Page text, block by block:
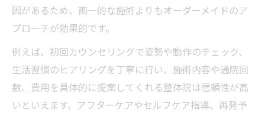
因があるため、画一的な施術よりもオーダーメイドのア
プローチが効果的です。
例えば、初回カウンセリングで姿勢や動作のチェック、
生活習慣のヒアリングを丁寧に行い、施術内容や通院回
数、費用を具体的に提案してくれる整体院は信頼性が高
いといえます。アフターケアやセルフケア指導、再発予